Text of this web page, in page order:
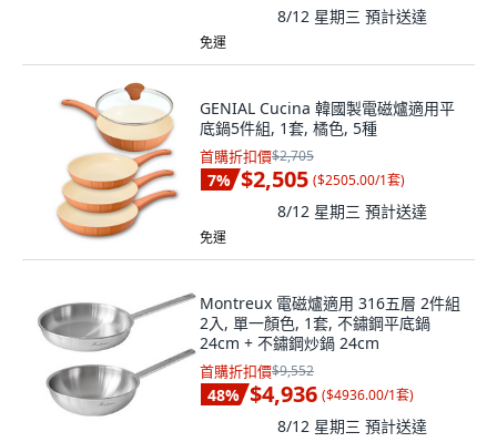
8/12 星期三 預計送達
免運
GENIAL Cucina 韓國製電磁爐適用平
底鍋5件組, 1套, 橘色, 5種
首購折扣價$2,705
7% $2,505 ($2505.00/1套)
8/12 星期三 預計送達
免運
Montreux 電磁爐適用 316五層 2件組
2入, 單一顏色, 1套, 不鏽鋼平底鍋
24cm + 不鏽鋼炒鍋 24cm
首購折扣價$9,552
48% $4,936 ($4936.00/1套)
8/12 星期三 預計送達